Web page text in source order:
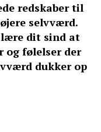
redskaber til
selvværd.
lære dit sind at
og følelser der
dukker op